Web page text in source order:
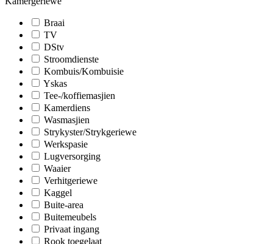
Braai
TV
DStv
Stroomdienste
Kombuis/Kombuisie
Yskas
Tee-/koffiemasjien
Kamerdiens
Wasmasjien
Strykyster/Strykgeriewe
Werkspasie
Lugversorging
Waaier
Verhitgeriewe
Kaggel
Buite-area
Buitemeubels
Privaat ingang
Rook toegelaat